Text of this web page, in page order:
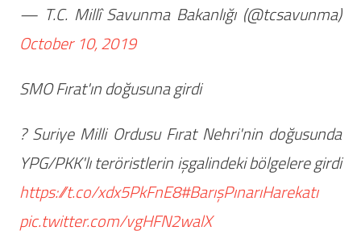
— T.C. Millî Savunma Bakanlığı (@tcsavunma)
October 10, 2019
SMO Fırat'ın doğusuna girdi
? Suriye Milli Ordusu Fırat Nehri'nin doğusunda
YPG/PKK'lı teröristlerin işgalindeki bölgelere girdi
https://t.co/xdx5PkFnE8#BarışPınarıHarekatı
pic.twitter.com/vgHFN2walX